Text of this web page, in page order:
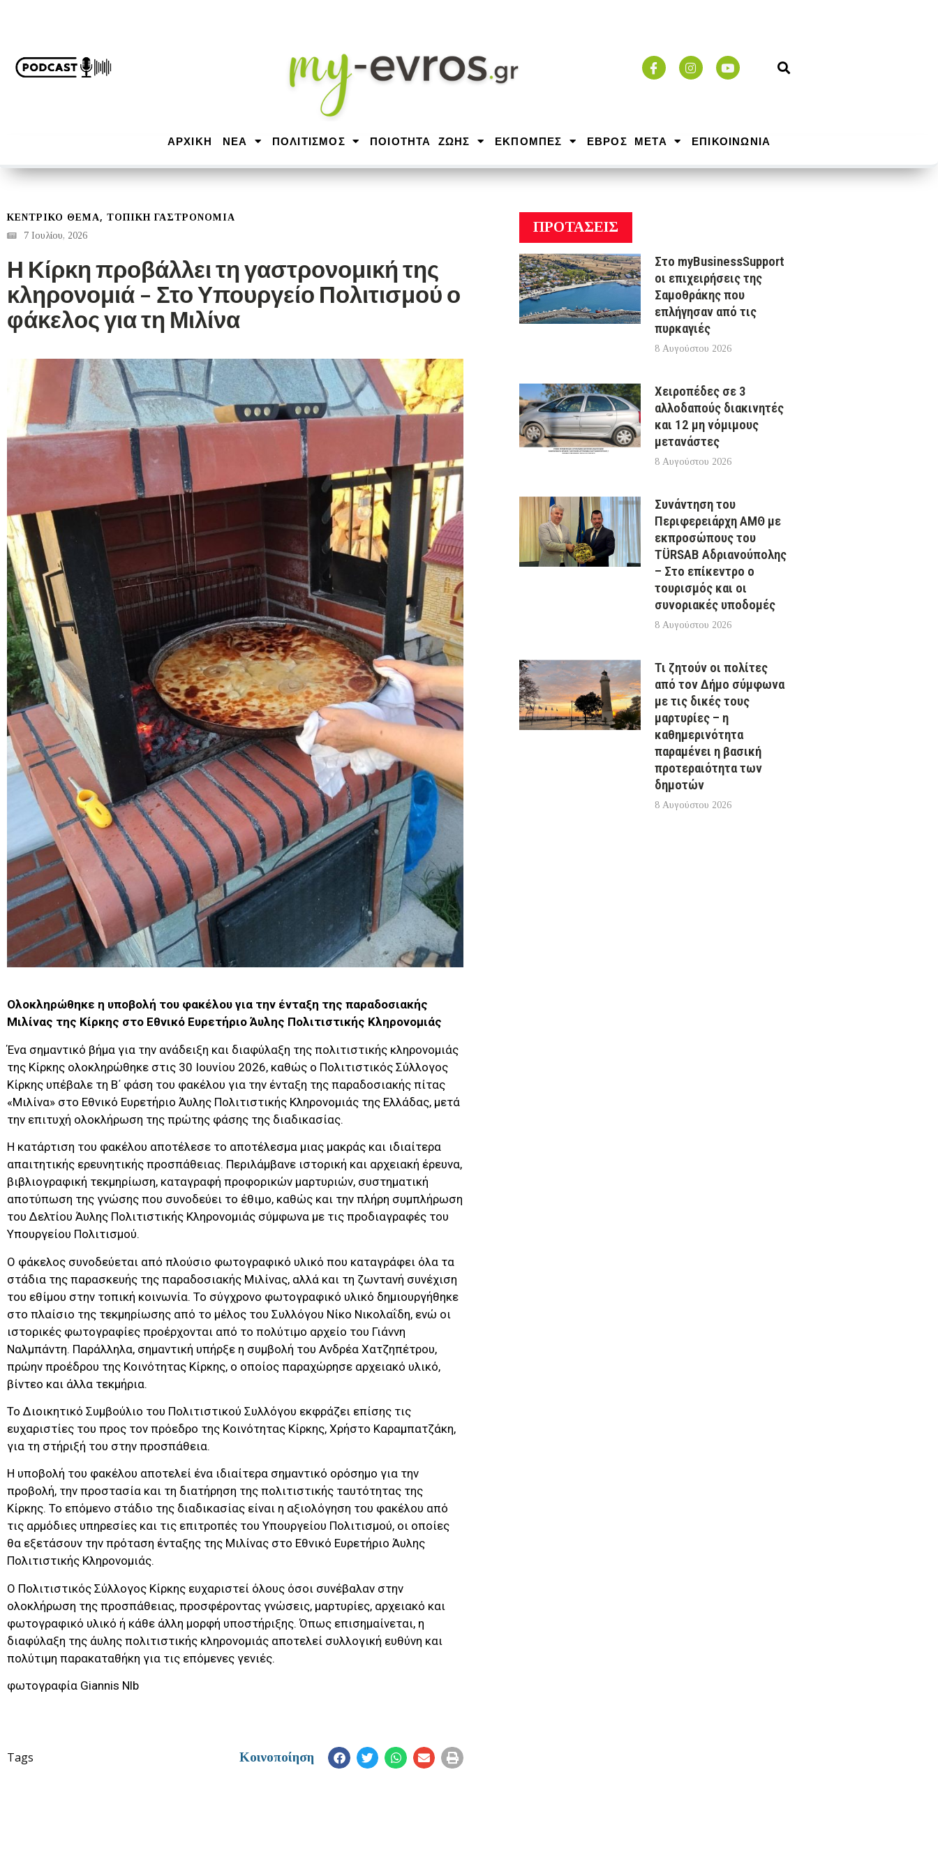
ΑΡΧΙΚΉ ΝΕΑ ΠΟΛΙΤΙΣΜΟΣ ΠΟΙΟΤΗΤΑ ΖΩΗΣ ΕΚΠΟΜΠΕΣ ΕΒΡΟΣ ΜΕΤΑ ΕΠΙΚΟΙΝΩΝΙΑ
ΚΕΝΤΡΙΚΟ ΘΕΜΑ, ΤΟΠΙΚΗ ΓΑΣΤΡΟΝΟΜΙΑ
7 Ιουλίου, 2026
Η Κίρκη προβάλλει τη γαστρονομική της
κληρονομιά – Στο Υπουργείο Πολιτισμού ο
φάκελος για τη Μιλίνα
Ολοκληρώθηκε η υποβολή του φακέλου για την ένταξη της παραδοσιακής
Μιλίνας της Κίρκης στο Εθνικό Ευρετήριο Άυλης Πολιτιστικής Κληρονομιάς
Ένα σημαντικό βήμα για την ανάδειξη και διαφύλαξη της πολιτιστικής κληρονομιάς
της Κίρκης ολοκληρώθηκε στις 30 Ιουνίου 2026, καθώς ο Πολιτιστικός Σύλλογος
Κίρκης υπέβαλε τη Β΄ φάση του φακέλου για την ένταξη της παραδοσιακής πίτας
«Μιλίνα» στο Εθνικό Ευρετήριο Άυλης Πολιτιστικής Κληρονομιάς της Ελλάδας, μετά
την επιτυχή ολοκλήρωση της πρώτης φάσης της διαδικασίας.
Η κατάρτιση του φακέλου αποτέλεσε το αποτέλεσμα μιας μακράς και ιδιαίτερα
απαιτητικής ερευνητικής προσπάθειας. Περιλάμβανε ιστορική και αρχειακή έρευνα,
βιβλιογραφική τεκμηρίωση, καταγραφή προφορικών μαρτυριών, συστηματική
αποτύπωση της γνώσης που συνοδεύει το έθιμο, καθώς και την πλήρη συμπλήρωση
του Δελτίου Άυλης Πολιτιστικής Κληρονομιάς σύμφωνα με τις προδιαγραφές του
Υπουργείου Πολιτισμού.
Ο φάκελος συνοδεύεται από πλούσιο φωτογραφικό υλικό που καταγράφει όλα τα
στάδια της παρασκευής της παραδοσιακής Μιλίνας, αλλά και τη ζωντανή συνέχιση
του εθίμου στην τοπική κοινωνία. Το σύγχρονο φωτογραφικό υλικό δημιουργήθηκε
στο πλαίσιο της τεκμηρίωσης από το μέλος του Συλλόγου Νίκο Νικολαΐδη, ενώ οι
ιστορικές φωτογραφίες προέρχονται από το πολύτιμο αρχείο του Γιάννη
Ναλμπάντη. Παράλληλα, σημαντική υπήρξε η συμβολή του Ανδρέα Χατζηπέτρου,
πρώην προέδρου της Κοινότητας Κίρκης, ο οποίος παραχώρησε αρχειακό υλικό,
βίντεο και άλλα τεκμήρια.
Το Διοικητικό Συμβούλιο του Πολιτιστικού Συλλόγου εκφράζει επίσης τις
ευχαριστίες του προς τον πρόεδρο της Κοινότητας Κίρκης, Χρήστο Καραμπατζάκη,
για τη στήριξή του στην προσπάθεια.
Η υποβολή του φακέλου αποτελεί ένα ιδιαίτερα σημαντικό ορόσημο για την
προβολή, την προστασία και τη διατήρηση της πολιτιστικής ταυτότητας της
Κίρκης. Το επόμενο στάδιο της διαδικασίας είναι η αξιολόγηση του φακέλου από
τις αρμόδιες υπηρεσίες και τις επιτροπές του Υπουργείου Πολιτισμού, οι οποίες
θα εξετάσουν την πρόταση ένταξης της Μιλίνας στο Εθνικό Ευρετήριο Άυλης
Πολιτιστικής Κληρονομιάς.
Ο Πολιτιστικός Σύλλογος Κίρκης ευχαριστεί όλους όσοι συνέβαλαν στην
ολοκλήρωση της προσπάθειας, προσφέροντας γνώσεις, μαρτυρίες, αρχειακό και
φωτογραφικό υλικό ή κάθε άλλη μορφή υποστήριξης. Όπως επισημαίνεται, η
διαφύλαξη της άυλης πολιτιστικής κληρονομιάς αποτελεί συλλογική ευθύνη και
πολύτιμη παρακαταθήκη για τις επόμενες γενιές.
φωτογραφία Giannis Nlb
Tags Κοινοποίηση
ΠΡΟΤΑΣΕΙΣ
Στο myBusinessSupport
οι επιχειρήσεις της
Σαμοθράκης που
επλήγησαν από τις
πυρκαγιές
8 Αυγούστου 2026
Χειροπέδες σε 3
αλλοδαπούς διακινητές
και 12 μη νόμιμους
μετανάστες
8 Αυγούστου 2026
Συνάντηση του
Περιφερειάρχη ΑΜΘ με
εκπροσώπους του
TÜRSAB Αδριανούπολης
– Στο επίκεντρο ο
τουρισμός και οι
συνοριακές υποδομές
8 Αυγούστου 2026
Τι ζητούν οι πολίτες
από τον Δήμο σύμφωνα
με τις δικές τους
μαρτυρίες – η
καθημερινότητα
παραμένει η βασική
προτεραιότητα των
δημοτών
8 Αυγούστου 2026